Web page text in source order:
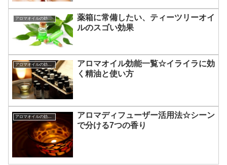
アロマオイルの効能と使い方
薬箱に常備したい、ティーツリーオイ
ルのスゴい効果
アロマオイルの効能と使い方
アロマオイル効能一覧☆イライラに効
く精油と使い方
アロマディフューザー活用法☆シーン
で分ける7つの香り